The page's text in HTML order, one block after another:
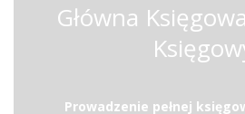
Główna
Prowadzenie pełnej